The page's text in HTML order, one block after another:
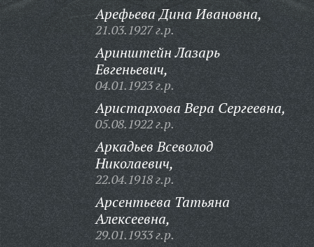
Арефьева Дина Ивановна,
21.03.1927 г.р.
Аринштейн Лазарь
Евгеньевич,
04.01.1923 г.р.
Аристархова Вера Сергеевна,
05.08.1922 г.р.
Аркадьев Всеволод
Николаевич,
22.04.1918 г.р.
Арсентьева Татьяна
Алексеевна,
29.01.1933 г.р.